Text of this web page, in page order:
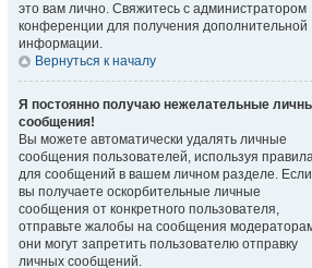
это вам лично. Свяжитесь с администратором
конференции для получения дополнительной
информации.
Вернуться к началу
Я постоянно получаю нежелательные
сообщения!
Вы можете автоматически удалять личные
сообщения пользователей, используя
для сообщений в вашем личном разделе. Если
вы получаете оскорбительные личные
сообщения от конкретного пользователя,
отправьте жалобы на сообщения
они могут запретить пользователю отправку
личных сообщений.